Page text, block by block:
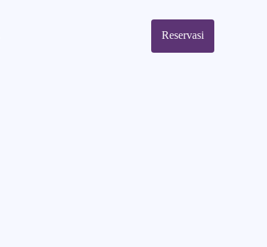
Reservasi